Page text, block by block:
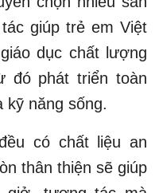
giúp trẻ em Việt
dục chất lượng
đó phát triển toàn
kỹ năng sống.
có chất liệu an
thân thiện sẽ giúp